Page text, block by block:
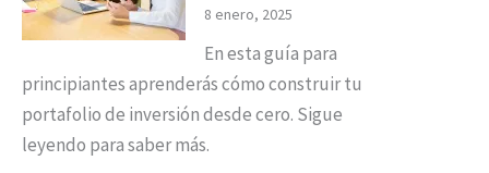
8 enero, 2025
En esta guía para
principiantes aprenderás cómo construir tu
portafolio de inversión desde cero. Sigue
leyendo para saber más.